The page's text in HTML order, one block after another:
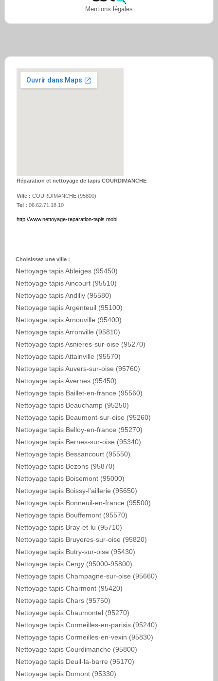
Mentions légales
Réparation et nettoyage de tapis COURDIMANCHE
Ville : COURDIMANCHE(95800)
Tel : 06.62.71.18.10
http://www.nettoyage-reparation-tapis.mobi
Choisissez une ville :
Nettoyage tapis Ableiges (95450)
Nettoyage tapis Aincourt (95510)
Nettoyage tapis Andilly (95580)
Nettoyage tapis Argenteuil (95100)
Nettoyage tapis Arnouville (95400)
Nettoyage tapis Arronville (95810)
Nettoyage tapis Asnieres-sur-oise (95270)
Nettoyage tapis Attainville (95570)
Nettoyage tapis Auvers-sur-oise (95760)
Nettoyage tapis Avernes (95450)
Nettoyage tapis Baillet-en-france (95560)
Nettoyage tapis Beauchamp (95250)
Nettoyage tapis Beaumont-sur-oise (95260)
Nettoyage tapis Belloy-en-france (95270)
Nettoyage tapis Bernes-sur-oise (95340)
Nettoyage tapis Bessancourt (95550)
Nettoyage tapis Bezons (95870)
Nettoyage tapis Boisemont (95000)
Nettoyage tapis Boissy-l'aillerie (95650)
Nettoyage tapis Bonneuil-en-france (95500)
Nettoyage tapis Bouffemont (95570)
Nettoyage tapis Bray-et-lu (95710)
Nettoyage tapis Bruyeres-sur-oise (95820)
Nettoyage tapis Butry-sur-oise (95430)
Nettoyage tapis Cergy (95000-95800)
Nettoyage tapis Champagne-sur-oise (95660)
Nettoyage tapis Charmont (95420)
Nettoyage tapis Chars (95750)
Nettoyage tapis Chaumontel (95270)
Nettoyage tapis Cormeilles-en-parisis (95240)
Nettoyage tapis Cormeilles-en-vexin (95830)
Nettoyage tapis Courdimanche (95800)
Nettoyage tapis Deuil-la-barre (95170)
Nettoyage tapis Domont (95330)